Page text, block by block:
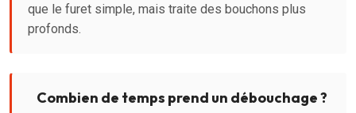
que le furet simple, mais traite des bouchons plus
profonds.
Combien de temps prend un débouchage ?